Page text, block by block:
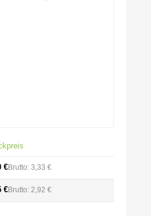
€Brutto: 3,33 €
€Brutto: 2,92 €